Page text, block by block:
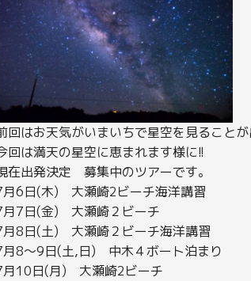
回はお天気がいまいちで星空を見ること
回は満天の星空に恵まれます様に!!
在出発決定 募集中のツアーです。
月6日(木) 大瀬崎2ビーチ海洋講習
月7日(金) 大瀬崎２ビーチ
月8日(土) 大瀬崎２ビーチ海洋講習
月8～9日(土,日) 中木４ボート泊まり
月10日(月) 大瀬崎2ビーチ